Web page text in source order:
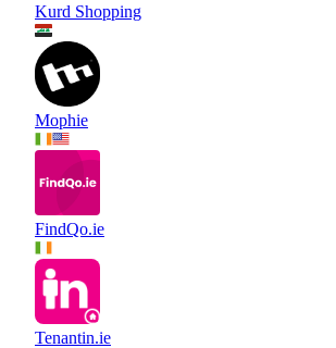
Kurd Shopping
Mophie
FindQo.ie
Tenantin.ie